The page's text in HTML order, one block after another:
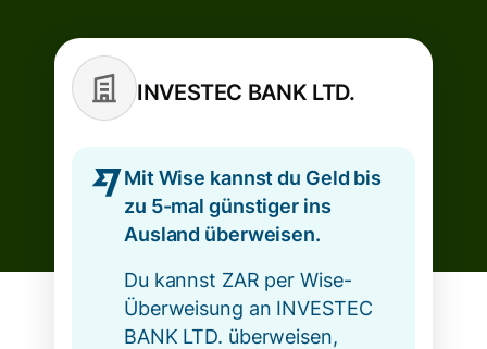
INVESTEC BANK LTD.
Mit Wise kannst du Geld bis
zu 5-mal günstiger ins
Ausland überweisen.
Du kannst ZAR per Wise-
Überweisung an INVESTEC
BANK LTD. überweisen,